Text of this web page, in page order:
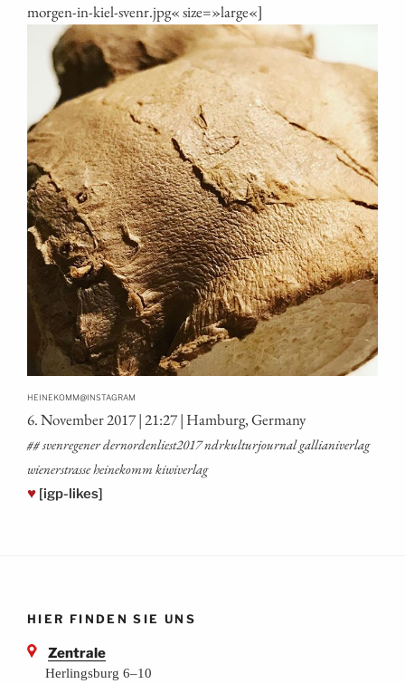
morgen-in-kiel-svenr.jpg« size=»large«]
HEINEKOMM@INSTAGRAM
6. Novem­ber 2017 | 21:27 | Ham­burg, Germany
## sven­re­ge­ner dernordenliest2017 ndrkul­tur­jour­nal gal­lia­ni­ver­lag
wie­ner­stras­se hei­ne­komm kiwiverlag
♥ [igp-likes]
HIER FINDEN SIE UNS
Zentrale
Herlingsburg 6–10